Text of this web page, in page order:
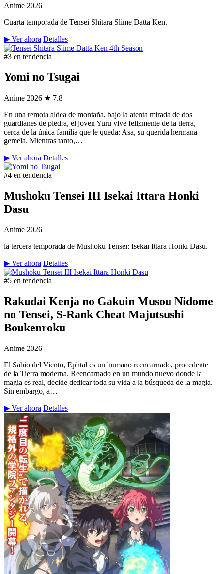
Anime 2026
Cuarta temporada de Tensei Shitara Slime Datta Ken.
▶ Ver ahora Detalles
#3 en tendencia
Yomi no Tsugai
Anime 2026 ★ 7.8
En una remota aldea de montaña, bajo la atenta mirada de dos
guardianes de piedra, el joven Yuru vive felizmente de la tierra,
cerca de la única familia que le queda: Asa, su querida hermana
gemela. Mientras tanto,…
▶ Ver ahora Detalles
#4 en tendencia
Mushoku Tensei III Isekai Ittara Honki
Dasu
Anime 2026
la tercera temporada de Mushoku Tensei: Isekai Ittara Honki Dasu.
▶ Ver ahora Detalles
#5 en tendencia
Rakudai Kenja no Gakuin Musou Nidome
no Tensei, S-Rank Cheat Majutsushi
Boukenroku
Anime 2026
El Sabio del Viento, Ephtal es un humano reencarnado, procedente
de la Tierra moderna. Reencarnado en un mundo nuevo donde la
magia es real, decide dedicar toda su vida a la búsqueda de la magia.
Sin embargo, a…
▶ Ver ahora Detalles